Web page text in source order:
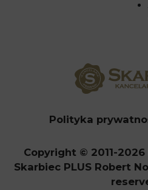
Polityka
Copyright © 2011-
Skarbiec PLUS Robert